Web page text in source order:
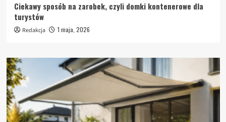
Ciekawy sposób na zarobek, czyli domki kontenerowe dla
turystów
Redakcja 1 maja, 2026